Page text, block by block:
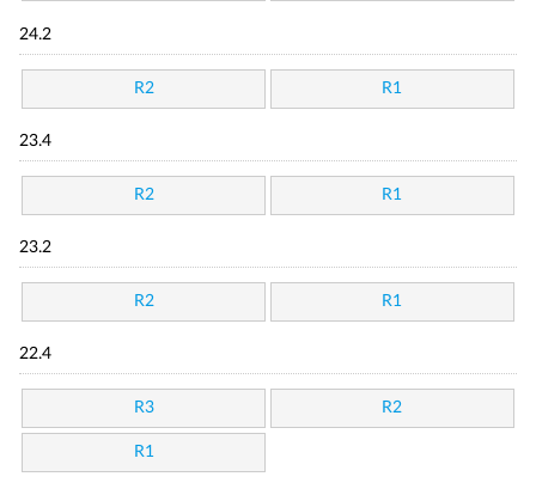
24.2
R2 R1
23.4
R2 R1
23.2
R2 R1
22.4
R3 R2
R1